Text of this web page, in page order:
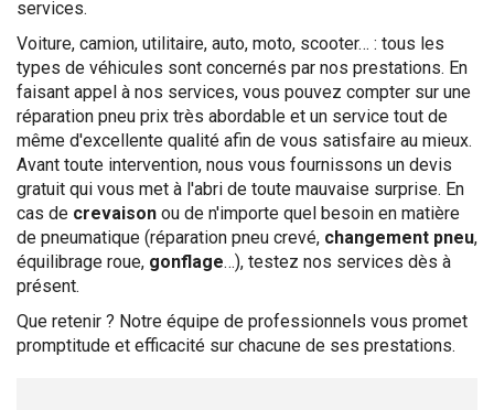
services.
Voiture, camion, utilitaire, auto, moto, scooter… : tous les
types de véhicules sont concernés par nos prestations. En
faisant appel à nos services, vous pouvez compter sur une
réparation pneu prix très abordable et un service tout de
même d'excellente qualité afin de vous satisfaire au mieux.
Avant toute intervention, nous vous fournissons un devis
gratuit qui vous met à l'abri de toute mauvaise surprise. En
cas de crevaison ou de n'importe quel besoin en matière
de pneumatique (réparation pneu crevé, changement pneu,
équilibrage roue, gonflage…), testez nos services dès à
présent.
Que retenir ? Notre équipe de professionnels vous promet
promptitude et efficacité sur chacune de ses prestations.